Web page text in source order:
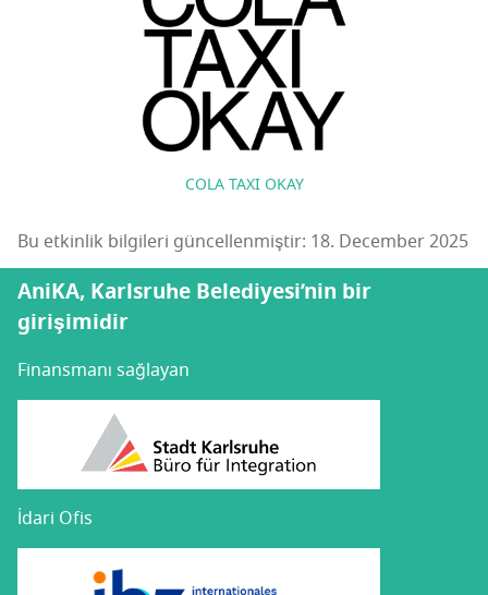
COLA TAXI OKAY
Bu etkinlik bilgileri güncellenmiştir: 18. December 2025
AniKA, Karlsruhe Belediyesi’nin bir
girişimidir
Finansmanı sağlayan
İdari Ofis